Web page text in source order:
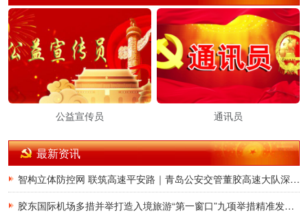
公益宣传员 通讯员
最新资讯
智构立体防控网 联筑高速平安路｜青岛公安交管董胶高速大队深耕交通治理提质增效
胶东国际机场多措并举打造入境旅游“第一窗口”九项举措精准发力，助力青岛建设国际滨海旅游度假胜地